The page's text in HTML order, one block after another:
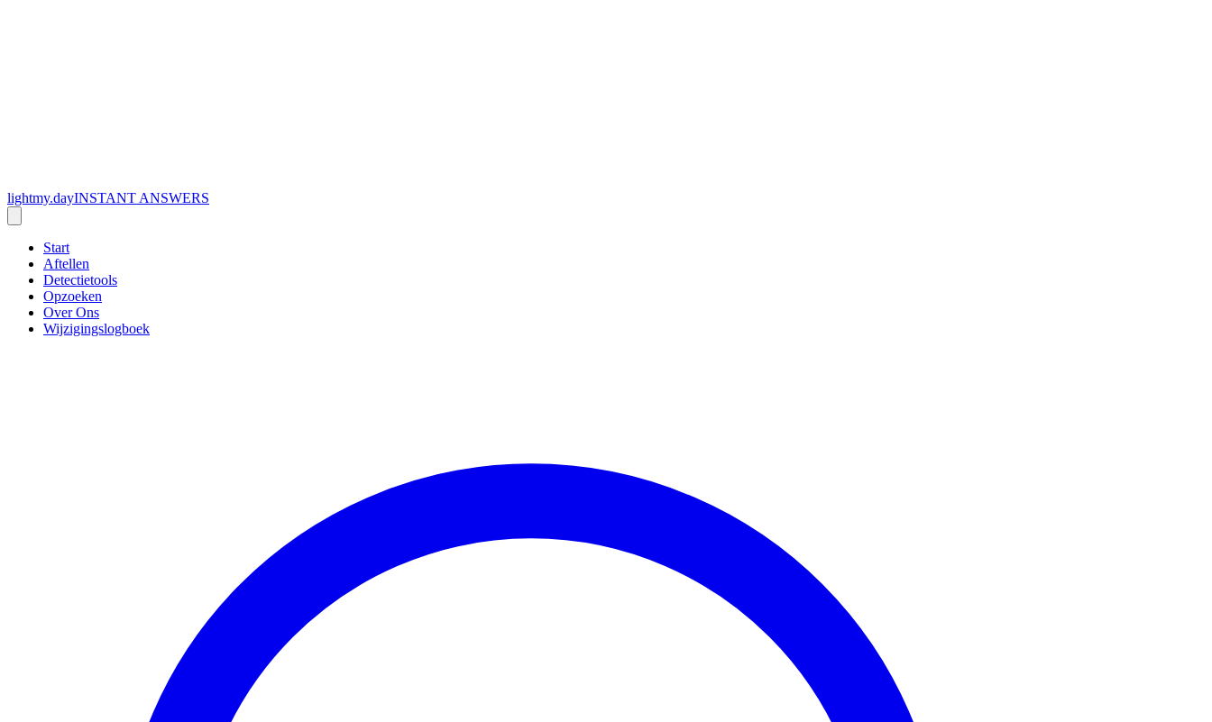
lightmy.dayINSTANT ANSWERS
Start
Aftellen
Detectietools
Opzoeken
Over Ons
Wijzigingslogboek